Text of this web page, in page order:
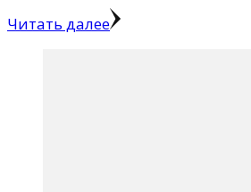
Читать далее